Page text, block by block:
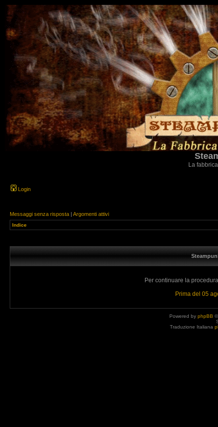
La
Login
Messaggi senza risposta | Argomenti attivi
Indice
Per continuare la
Prima del 05
Powered by phpBB
Traduzione Italiana